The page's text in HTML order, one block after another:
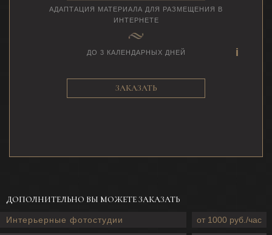
АДАПТАЦИЯ МАТЕРИАЛА ДЛЯ РАЗМЕЩЕНИЯ В
ИНТЕРНЕТЕ
ДО 3 КАЛЕНДАРНЫХ ДНЕЙ
ЗАКАЗАТЬ
ДОПОЛНИТЕЛЬНО ВЫ МОЖЕТЕ ЗАКАЗАТЬ
Интерьерные фотостудии от 1000 руб./час